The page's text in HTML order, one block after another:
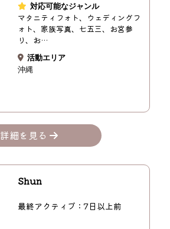
対応可能なジャンル
マタニティフォト、ウェディングフ
ォト、家族写真、七五三、お宮参
り、お…
活動エリア
沖縄
詳細を見る
Shun
最終アクティブ：7日以上前